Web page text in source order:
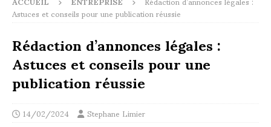
Astuces et conseils pour une publication réussie
Rédaction d’annonces légales :
Astuces et conseils pour une
publication réussie
14/02/2024 Stephane Limier